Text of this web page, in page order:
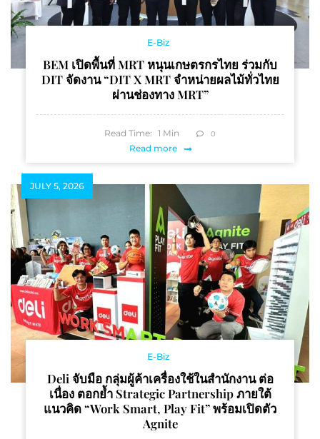
E-Biz
BEM เปิดพื้นที่ MRT หนุนเกษตรกรไทย ร่วมกับ
DIT จัดงาน “DIT X MRT จำหน่ายผลไม้ทั่วไทย
ผ่านช่องทาง MRT”
Read Time: 1 Min 0
Read more
JULY 5, 2026
E-Biz
Deli จับมือ กลุ่มผู้ค้าเครื่องใช้ในสำนักงาน ต่อ
เนื่อง ตอกย้ำ Strategic Partnership ภายใต้
แนวคิด “Work Smart, Play Fit” พร้อมเปิดตัว
Agnite